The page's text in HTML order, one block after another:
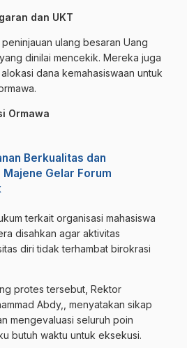
dan UKT
ulang besaran Uang
dinilai mencekik. Mereka juga
dana kemahasiswaan untuk
Ormawa
Berkualitas dan
Majene Gelar Forum
terkait organisasi mahasiswa
disahkan agar aktivitas
diri tidak terhambat birokrasi
protes tersebut, Rektor
Abdy,, menyatakan sikap
mengevaluasi seluruh poin
butuh waktu untuk eksekusi.